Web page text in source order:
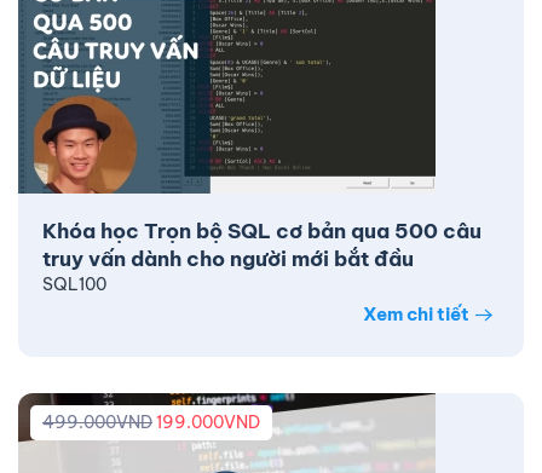
Khóa học Trọn bộ SQL cơ bản qua 500 câu
truy vấn dành cho người mới bắt đầu
SQL100
Xem chi tiết
499.000VND199.000VND